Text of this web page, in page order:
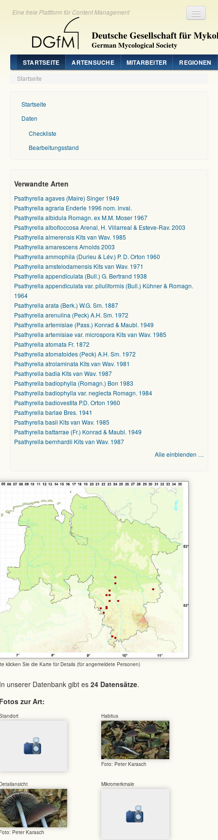
Eine freie Plattform für Content Management
STARTSEITE ARTENSUCHE MITARBEITER REGIONEN
Startseite
Startseite
Daten
Checkliste
Bearbeitungsstand
Verwandte Arten
Psathyrella agaves (Maire) Singer 1949
Psathyrella agraria Enderle 1996 nom. inval.
Psathyrella albidula Romagn. ex M.M. Moser 1967
Psathyrella albofloccosa Arenal, H. Villarreal & Esteve-Rav. 2003
Psathyrella almerensis Kits van Wav. 1985
Psathyrella amarescens Arnolds 2003
Psathyrella ammophila (Durieu & Lév.) P. D. Orton 1960
Psathyrella amstelodamensis Kits van Wav. 1971
Psathyrella appendiculata (Bull.) G. Bertrand 1938
Psathyrella appendiculata var. piluliformis (Bull.) Kühner & Romagn.
1964
Psathyrella arata (Berk.) W.G. Sm. 1887
Psathyrella arenulina (Peck) A.H. Sm. 1972
Psathyrella artemisiae (Pass.) Konrad & Maubl. 1949
Psathyrella artemisiae var. microspora Kits van Wav. 1985
Psathyrella atomata Fr. 1872
Psathyrella atomatoides (Peck) A.H. Sm. 1972
Psathyrella atrolaminata Kits van Wav. 1981
Psathyrella badia Kits van Wav. 1987
Psathyrella badiophylla (Romagn.) Bon 1983
Psathyrella badiophylla var. neglecta Romagn. 1984
Psathyrella badiovestita P.D. Orton 1960
Psathyrella barlae Bres. 1941
Psathyrella basii Kits van Wav. 1985
Psathyrella battarrae (Fr.) Konrad & Maubl. 1949
Psathyrella bernhardii Kits van Wav. 1987
Alle einblenden …
klicken Sie die Karte für Details (für angemeldete Personen)
unserer Datenbank gibt es 24 Datensätze.
zur Art:
Habitus
Foto: Peter Karasch
Peter Karasch
Mikromerkmale